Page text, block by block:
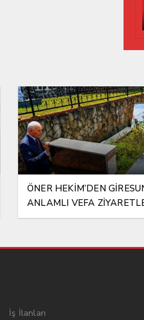
ÖNER HEKİM’DEN
ANLAMLI VEFA
İş İlanları